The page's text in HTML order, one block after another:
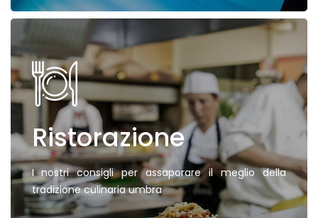
Ristorazione
I nostri consigli per assaporare il meglio della
tradizione culinaria umbra